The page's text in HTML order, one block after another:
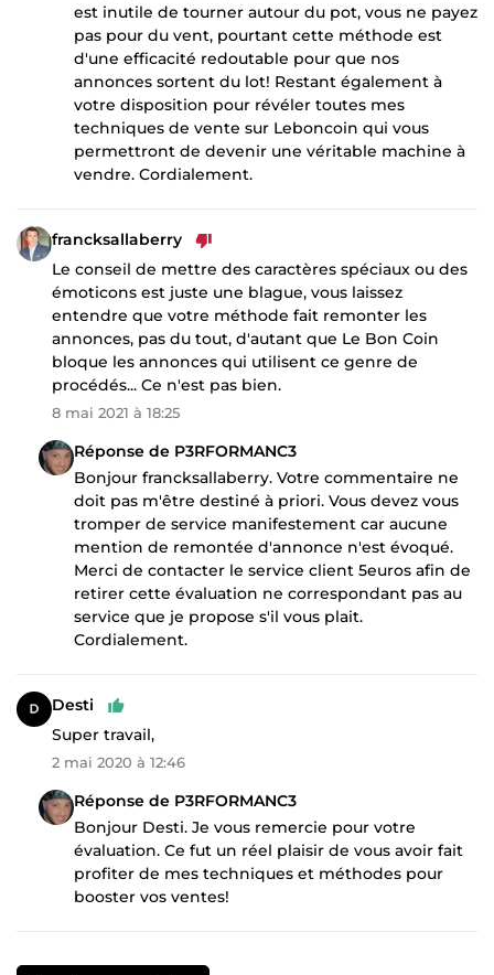
est inutile de tourner autour du pot, vous ne payez
pas pour du vent, pourtant cette méthode est
d'une efficacité redoutable pour que nos
annonces sortent du lot! Restant également à
votre disposition pour révéler toutes mes
techniques de vente sur Leboncoin qui vous
permettront de devenir une véritable machine à
vendre. Cordialement.
francksallaberry
Le conseil de mettre des caractères spéciaux ou des
émoticons est juste une blague, vous laissez
entendre que votre méthode fait remonter les
annonces, pas du tout, d'autant que Le Bon Coin
bloque les annonces qui utilisent ce genre de
procédés... Ce n'est pas bien.
8 mai 2021 à 18:25
Réponse de P3RFORMANC3
Bonjour francksallaberry. Votre commentaire ne
doit pas m'être destiné à priori. Vous devez vous
tromper de service manifestement car aucune
mention de remontée d'annonce n'est évoqué.
Merci de contacter le service client 5euros afin de
retirer cette évaluation ne correspondant pas au
service que je propose s'il vous plait.
Cordialement.
Desti
Super travail,
2 mai 2020 à 12:46
Réponse de P3RFORMANC3
Bonjour Desti. Je vous remercie pour votre
évaluation. Ce fut un réel plaisir de vous avoir fait
profiter de mes techniques et méthodes pour
booster vos ventes!